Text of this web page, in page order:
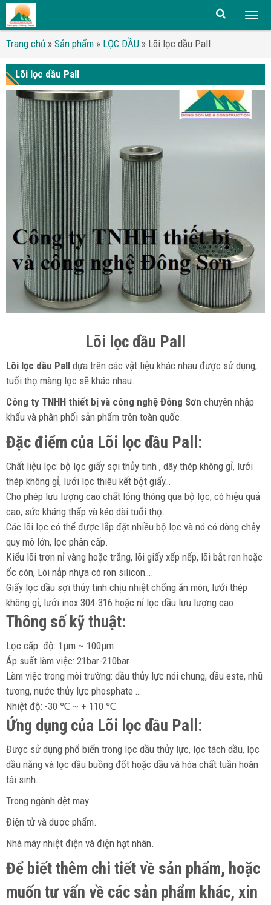
Trang chủ » Sản phẩm » LỌC DẦU » Lõi lọc dầu Pall
Lõi lọc dầu Pall
Lõi lọc dầu Pall
Lõi lọc dầu Pall dựa trên các vật liệu khác nhau được sử dụng,
tuổi thọ màng lọc sẽ khác nhau.
Công ty TNHH thiết bị và công nghệ Đông Sơn chuyên nhập
khẩu và phân phối sản phẩm trên toàn quốc.
Đặc điểm của Lõi lọc dầu Pall:
Chất liệu lọc: bộ lọc giấy sợi thủy tinh , dây thép không gỉ, lưới
thép không gỉ, lưới lọc thiêu kết bột giấy…
Cho phép lưu lượng cao chất lỏng thông qua bộ lọc, có hiệu quả
cao, sức kháng thấp và kéo dài tuổi thọ.
Các lõi lọc có thể được lắp đặt nhiều bộ lọc và nó có dòng chảy
quy mô lớn, lọc phân cấp.
Kiểu lõi trơn nỉ vàng hoặc trắng, lõi giấy xếp nếp, lõi bắt ren hoặc
ốc côn, Lõi nắp nhựa có ron silicon….
Giấy lọc dầu sợi thủy tinh chịu nhiệt chống ăn mòn, lưới thép
không gỉ, lưới inox 304-316 hoặc nỉ lọc dầu lưu lượng cao.
Thông số kỹ thuật:
Lọc cấp độ: 1μm ~ 100μm
Áp suất làm việc: 21bar-210bar
Làm việc trong môi trường: dầu thủy lực nói chung, dầu este, nhũ
tương, nước thủy lực phosphate …
Nhiệt độ: -30 ℃ ~ + 110 ℃
Ứng dụng của Lõi lọc dầu Pall:
Được sử dụng phổ biến trong lọc dầu thủy lực, lọc tách dầu, lọc
dầu nặng và lọc dầu buồng đốt hoặc dầu và hóa chất tuần hoàn
tái sinh.
Trong ngành dệt may.
Điện tử và dược phẩm.
Nhà máy nhiệt điện và điện hạt nhân.
Để biết thêm chi tiết về sản phẩm, hoặc
muốn tư vấn về các sản phẩm khác, xin